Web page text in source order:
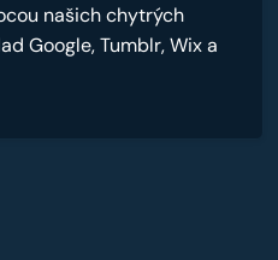
našich chytrých
Google, Tumblr, Wix a